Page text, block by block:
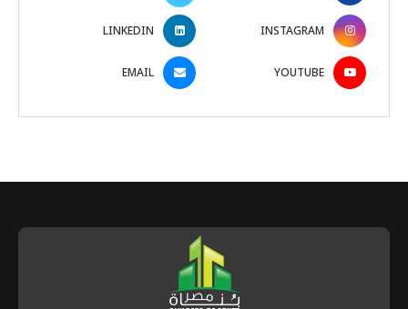
INSTAGRAM
LINKEDIN
YOUTUBE
EMAIL